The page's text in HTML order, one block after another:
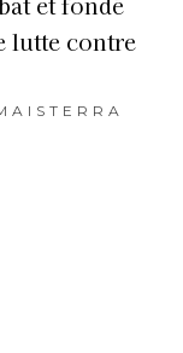
lutte contre